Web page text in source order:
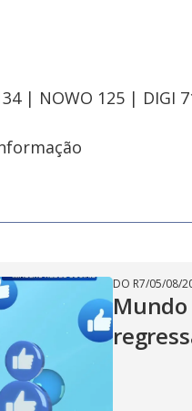
| NOWO 125 | DIGI
DO R7/05/08/
Mundo